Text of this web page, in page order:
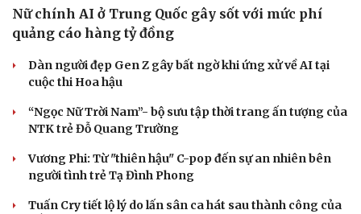
Du lịch
Tư vấn
Săn Tour
check-in
Câu chuyện thời sự
Đọc truyện đêm khuya
Kể chuyện cho bé
Nữ chính AI ở Trung Quốc gây sốt với mức phí
quảng cáo hàng tỷ đồng
Dàn người đẹp Gen Z gây bất ngờ khi ứng xử về AI tại
cuộc thi Hoa hậu
“Ngọc Nữ Trời Nam”- bộ sưu tập thời trang ấn tượng của
NTK trẻ Đỗ Quang Trường
Vương Phi: Từ "thiên hậu" C-pop đến sự an nhiên bên
người tình trẻ Tạ Đình Phong
Tuấn Cry tiết lộ lý do lấn sân ca hát sau thành công của